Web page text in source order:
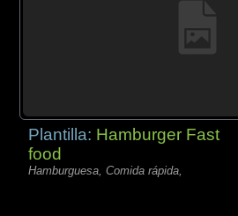
Plantilla: Hamburger Fast
food
Hamburguesa, Comida rápida,